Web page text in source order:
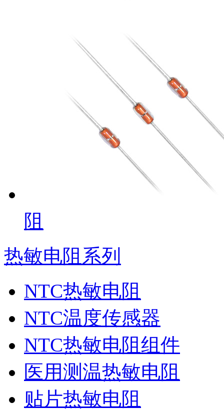
阻
热敏电阻系列
NTC热敏电阻
NTC温度传感器
NTC热敏电阻组件
医用测温热敏电阻
贴片热敏电阻